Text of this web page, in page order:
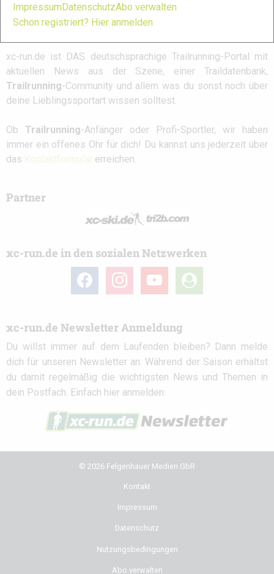
Schreibe einen Kommentar
xc-run.de ist DAS deutschsprachige Trailrunning-Portal mit
aktuellen News aus der Szene, einer Traildatenbank,
Trailrunning-Community und allem was du sonst noch über
deine Lieblingssportart wissen solltest.
Ob Trailrunning-Anfänger oder Profi-Sportler, wir haben
immer ein offenes Ohr für dich! Du kannst uns jederzeit über
das Kontaktformular erreichen.
Partner
xc-run.de in den sozialen Netzwerken
facebook instagramyoutube
user-
circle
xc-run.de Newsletter Anmeldung
Du willst immer auf dem Laufenden bleiben? Dann melde
dich für unseren Newsletter an. Während der Saison erhältst
du damit regelmäßig die wichtigsten News und Themen in
dein Postfach. Einfach hier anmelden:
© 2026 Felgenhauer Medien GbR
Kontakt
Impressum
Datenschutz
Nutzungsbedingungen
Abo verwalten
ImpressumDatenschutzAbo verwalten
Schon registriert? Hier anmelden